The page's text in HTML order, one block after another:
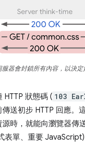
器會封鎖所有內容，以決定
HTTP 狀態碼 ( 103
送初步 HTTP 回應。
時，就能向瀏覽器傳
表單、重要